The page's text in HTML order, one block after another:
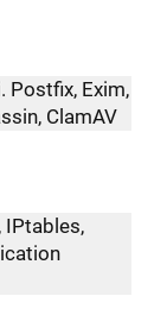
Postfix, Exim,
ClamAV
IPtables,